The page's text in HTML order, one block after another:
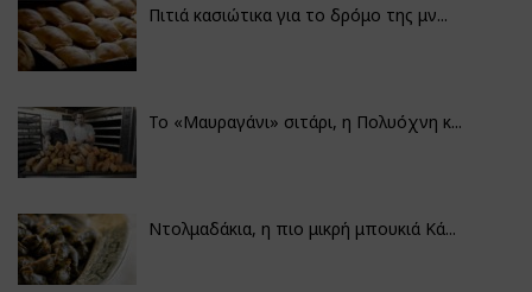
Πιτιά κασιώτικα για το δρόμο της μν...
Το «Μαυραγάνι» σιτάρι, η Πολυόχνη κ...
Ντολμαδάκια, η πιο μικρή μπουκιά Κά...